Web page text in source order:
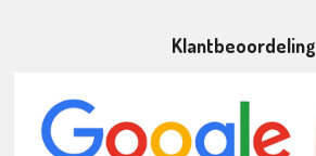
Klantbeoordeling